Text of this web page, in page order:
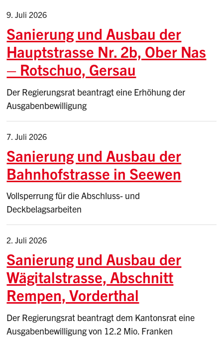
Sanierung und Ausbau der
Hauptstrasse Nr. 2b, Ober Nas
– Rotschuo, Gersau
9. Juli 2026
Der Regierungsrat beantragt eine Erhöhung der
Ausgabenbewilligung
Sanierung und Ausbau der
Bahnhofstrasse in Seewen
7. Juli 2026
Vollsperrung für die Abschluss- und
Deckbelagsarbeiten
Sanierung und Ausbau der
Wägitalstrasse, Abschnitt
Rempen, Vorderthal
2. Juli 2026
Der Regierungsrat beantragt dem Kantonsrat eine
Ausgabenbewilligung von 12.2 Mio. Franken